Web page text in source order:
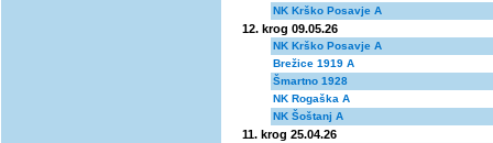
NK Krško Posavje A
12. krog 09.05.26
NK Krško Posavje A
Brežice 1919 A
Šmartno 1928
NK Rogaška A
NK Šoštanj A
11. krog 25.04.26